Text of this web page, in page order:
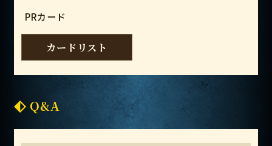
PRカード
カードリスト
Q&A